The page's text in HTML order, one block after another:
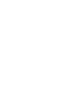
5 Sternen